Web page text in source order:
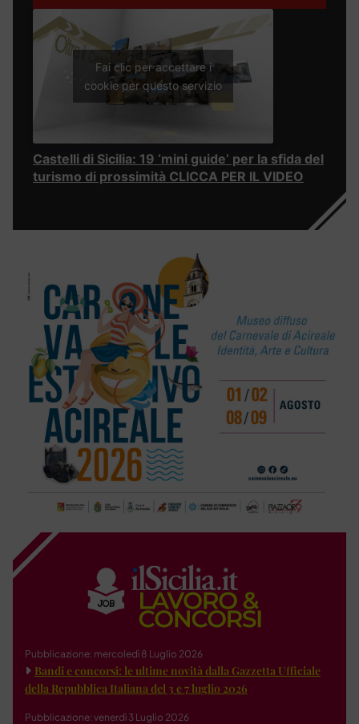
Fai clic per accettare i
cookie per questo servizio
Castelli di Sicilia: 19 ‘mini guide’ per la sfida del
turismo di prossimità CLICCA PER IL VIDEO
Pubblicazione: mercoledì 8 Luglio 2026
Bandi e concorsi: le ultime novità dalla Gazzetta Ufficiale
della Repubblica Italiana del 3 e 7 luglio 2026
Pubblicazione: venerdì 3 Luglio 2026